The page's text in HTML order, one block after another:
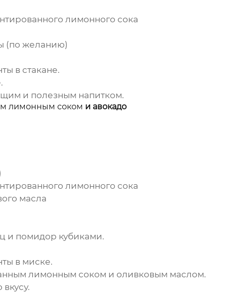
лимонного сока
(по желанию)
в стакане.
и полезным напитком.
лимонным соком и авокадо
лимонного сока
масла
и помидор кубиками.
в миске.
лимонным соком и оливковым маслом.